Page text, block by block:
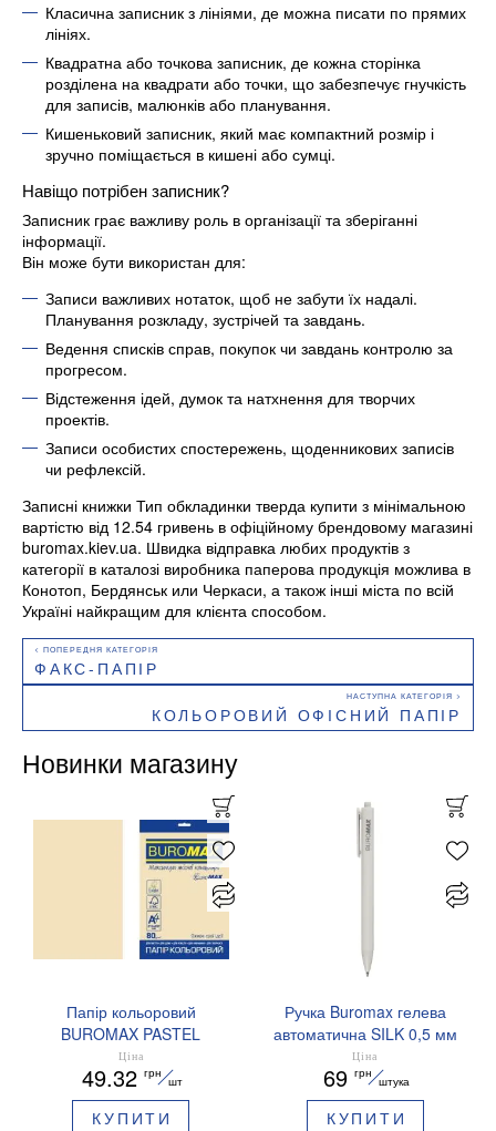
Класична записник з лініями, де можна писати по прямих
лініях.
Квадратна або точкова записник, де кожна сторінка
розділена на квадрати або точки, що забезпечує гнучкість
для записів, малюнків або планування.
Кишеньковий записник, який має компактний розмір і
зручно поміщається в кишені або сумці.
Навіщо потрібен записник?
Записник грає важливу роль в організації та зберіганні
інформації.
Він може бути використан для:
Записи важливих нотаток, щоб не забути їх надалі.
Планування розкладу, зустрічей та завдань.
Ведення списків справ, покупок чи завдань контролю за
прогресом.
Відстеження ідей, думок та натхнення для творчих
проектів.
Записи особистих спостережень, щоденникових записів
чи рефлексій.
Записні книжки Тип обкладинки тверда купити з мінімальною
вартістю від 12.54 гривень в офіційному брендовому магазині
buromax.kiev.ua. Швидка відправка любих продуктів з
категорії в каталозі виробника паперова продукція можлива в
Конотоп, Бердянськ или Черкаси, а також інші міста по всій
Україні найкращим для клієнта способом.
ФАКС-ПАПІР
КОЛЬОРОВИЙ ОФІСНИЙ ПАПІР
Новинки магазину
Папір кольоровий
BUROMAX PASTEL
EUROMAX 20 арк А4 80 г/
мс BM.2721220E-08
Ціна
49.32 грн
шт
КУПИТИ
Ручка Buromax гелева
автоматична SILK 0,5 мм
сині чорнила BM.83100
Ціна
69 грн
штука
КУПИТИ